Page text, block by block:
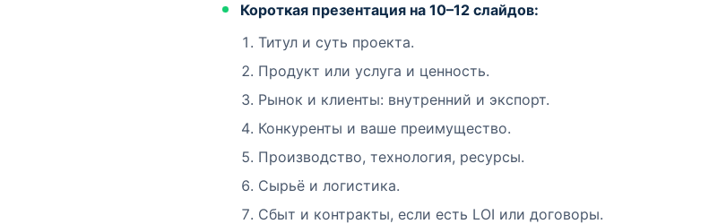
Короткая презентация на 10–12 слайдов:
Титул и суть проекта.
Продукт или услуга и ценность.
Рынок и клиенты: внутренний и экспорт.
Конкуренты и ваше преимущество.
Производство, технология, ресурсы.
Сырьё и логистика.
Сбыт и контракты, если есть LOI или договоры.